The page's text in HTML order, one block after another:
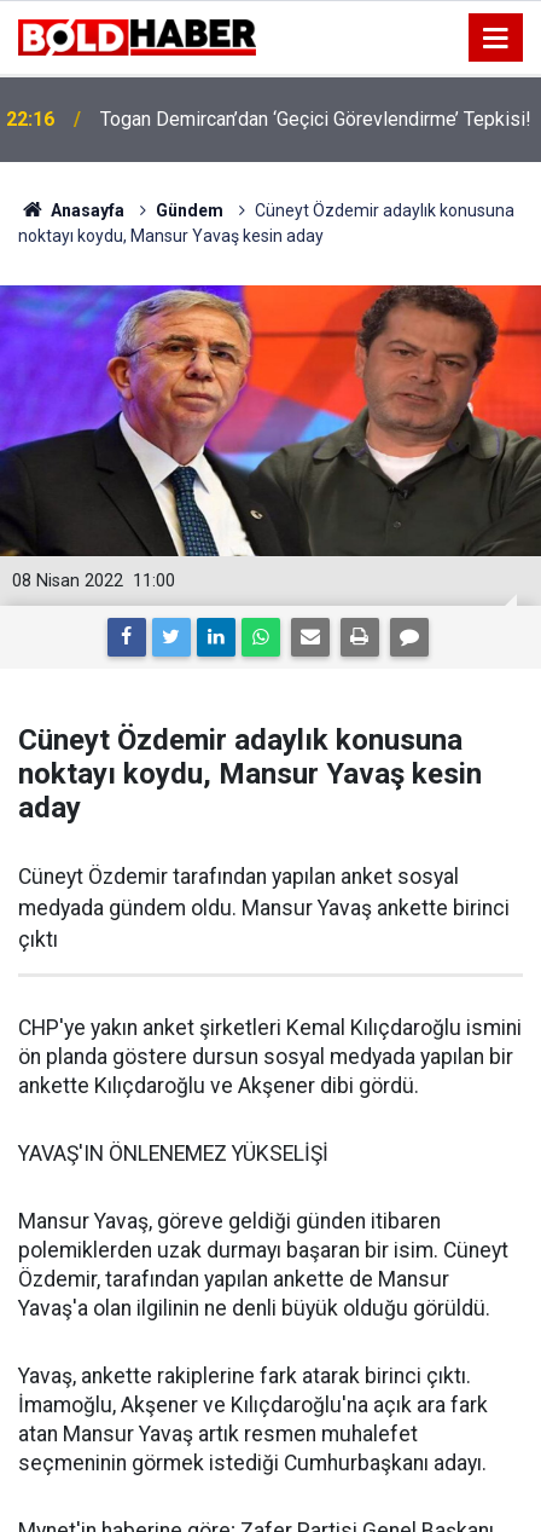
19:32 Sıcak Havalarda Ödem Şikayetini Hafife Almayın!
Anasayfa Gündem
Cüneyt Özdemir adaylık konusuna
noktayı koydu, Mansur Yavaş kesin aday
11:00
08 Nisan 2022
Cüneyt Özdemir adaylık konusuna
noktayı koydu, Mansur Yavaş kesin
aday
Cüneyt Özdemir tarafından yapılan anket sosyal
medyada gündem oldu. Mansur Yavaş ankette birinci
çıktı
CHP'ye yakın anket şirketleri Kemal Kılıçdaroğlu ismini
ön planda göstere dursun sosyal medyada yapılan bir
ankette Kılıçdaroğlu ve Akşener dibi gördü.
YAVAŞ'IN ÖNLENEMEZ YÜKSELİŞİ
Mansur Yavaş, göreve geldiği günden itibaren
polemiklerden uzak durmayı başaran bir isim. Cüneyt
Özdemir, tarafından yapılan ankette de Mansur
Yavaş'a olan ilgilinin ne denli büyük olduğu görüldü.
Yavaş, ankette rakiplerine fark atarak birinci çıktı.
İmamoğlu, Akşener ve Kılıçdaroğlu'na açık ara fark
atan Mansur Yavaş artık resmen muhalefet
seçmeninin görmek istediği Cumhurbaşkanı adayı.